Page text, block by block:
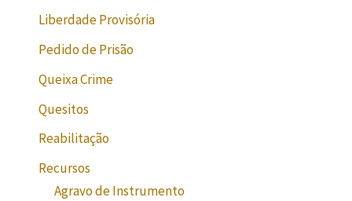
Liberdade Provisória
Pedido de Prisão
Queixa Crime
Quesitos
Reabilitação
Recursos
Agravo de Instrumento